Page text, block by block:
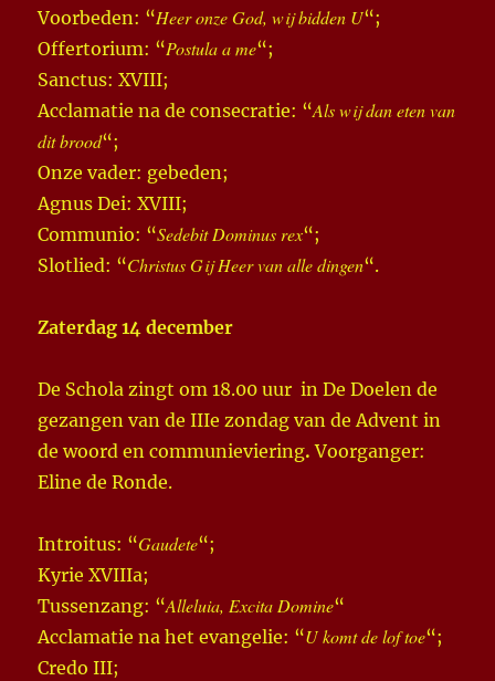
Voorbeden: “Heer onze God, wij bidden U“;
Offertorium: “Postula a me“;
Sanctus: XVIII;
Acclamatie na de consecratie: “Als wij dan eten van
dit brood“;
Onze vader: gebeden;
Agnus Dei: XVIII;
Communio: “Sedebit Dominus rex“;
Slotlied: “Christus Gij Heer van alle dingen“.
Zaterdag 14 december
De Schola zingt om 18.00 uur in De Doelen de
gezangen van de IIIe zondag van de Advent in
de woord en communieviering. Voorganger:
Eline de Ronde.
Introitus: “Gaudete“;
Kyrie XVIIIa;
Tussenzang: “Alleluia, Excita Domine“
Acclamatie na het evangelie: “U komt de lof toe“;
Credo III;